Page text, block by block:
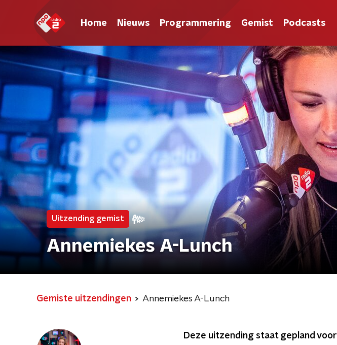
Home Nieuws Programmering Gemist Podcasts
Uitzending gemist
Annemiekes A-Lunch
Gemiste uitzendingen Annemiekes A-Lunch
Deze uitzending staat gepland voor